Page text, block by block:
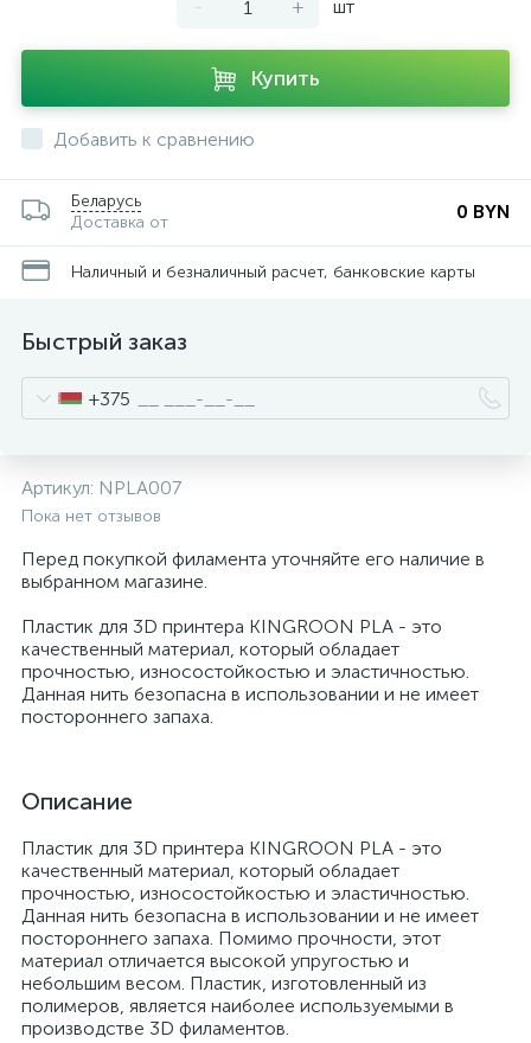
- + шт
Купить
Добавить к сравнению
Беларусь
Доставка от
0 BYN
Наличный и безналичный расчет, банковские карты
Быстрый заказ
+375
Артикул: NPLA007
Пока нет отзывов
Перед покупкой филамента уточняйте его наличие в
выбранном магазине.
Пластик для 3D принтера KINGROON PLA - это
качественный материал, который обладает
прочностью, износостойкостью и эластичностью.
Данная нить безопасна в использовании и не имеет
постороннего запаха.
Описание
Пластик для 3D принтера KINGROON PLA - это
качественный материал, который обладает
прочностью, износостойкостью и эластичностью.
Данная нить безопасна в использовании и не имеет
постороннего запаха. Помимо прочности, этот
материал отличается высокой упругостью и
небольшим весом. Пластик, изготовленный из
полимеров, является наиболее используемыми в
производстве 3D филаментов.